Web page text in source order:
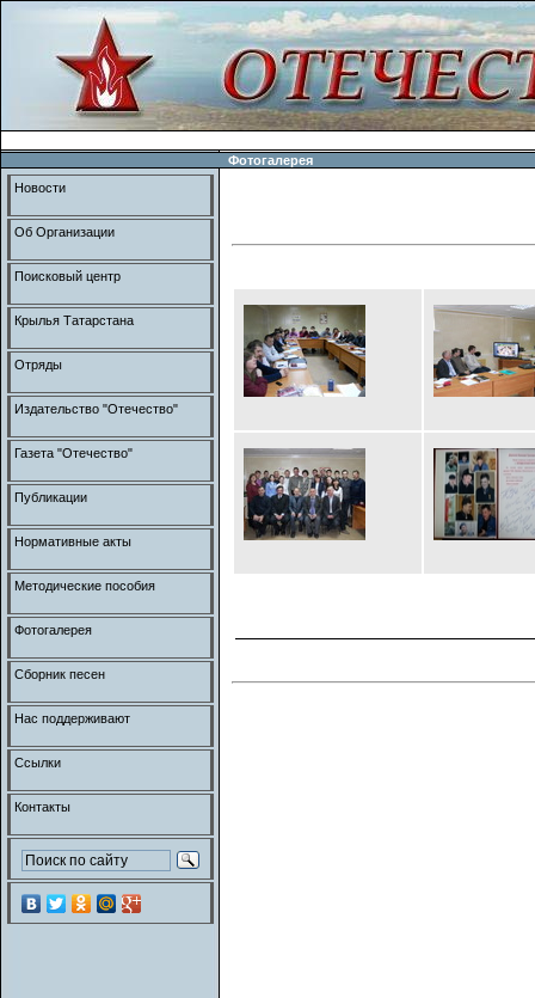
Фотогалерея
Новости
Об Организации
Поисковый центр
Крылья Татарстана
Отряды
Издательство "Отечество"
Газета "Отечество"
Публикации
Нормативные акты
Методические пособия
Фотогалерея
Сборник песен
Нас поддерживают
Ссылки
Контакты